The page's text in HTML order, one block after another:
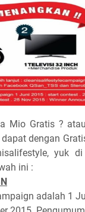
Mio Gratis ?
dengan
yuk
ini :
adalah 1